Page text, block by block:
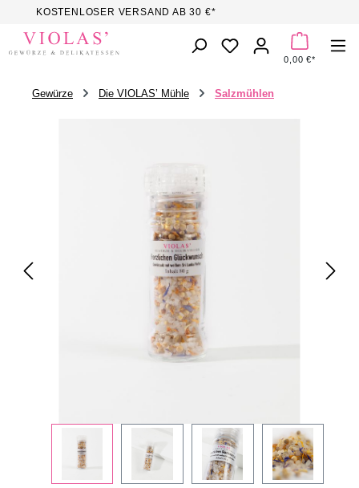
Zum Hauptinhalt springen
KOSTENLOSER VERSAND AB 30 €*
DU HAST 0
0,00 €*
Gewürze Die VIOLAS’ Mühle Salzmühlen